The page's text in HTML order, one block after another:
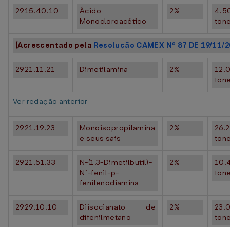
2915.40.10
Ácido
Monocloroacético
2%
(Acrescentado pela Resolução CAMEX Nº 87 DE 19/11/
2921.11.21 Dimetilamina 2%
Ver redação anterior
2921.19.23
Monoisopropilamina
e seus sais
2%
2921.51.33
N-(1,3-Dimetilbutil)-
N´-fenil-p-
fenilenodiamina
2%
2929.10.10
Diisocianato de
difenilmetano
2%